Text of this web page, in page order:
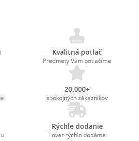
Kvalitná potlač
Predmety Vám potlačíme
20.000+
spokojných zákazníkov
Rýchle dodanie
Tovar rýchlo dodáme